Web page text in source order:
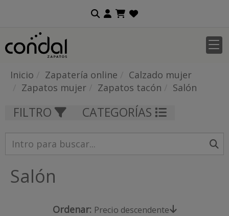
Inicio Zapatería online
Calzado mujer
Zapatos mujer
Zapatos tacón Salón
FILTRO CATEGORÍAS
Salón
Ordenar: Precio descendente